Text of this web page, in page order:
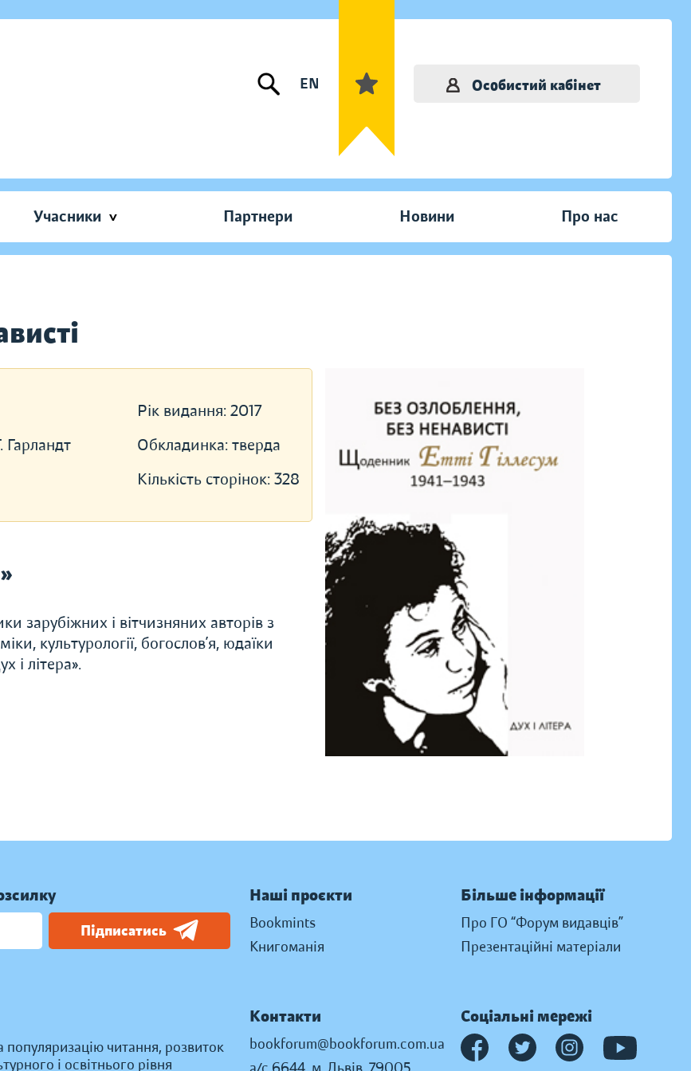
EN Особистий кабінет
Учасники Партнери Новини Про нас
Рік видання: 2017
Обкладинка: тверда
Кількість сторінок: 328
зарубіжних і вітчизняних авторів з
культурології, богослов’я, юдаїки
і літера».
Підписатись
популяризацію читання, розвиток
і освітнього рівня
Наші проєкти
Bookmints
Книгоманія
Більше інформації
Про ГО “Форум видавців”
Презентаційні матеріали
Контакти
bookforum@bookforum.com.ua
Соціальні мережі